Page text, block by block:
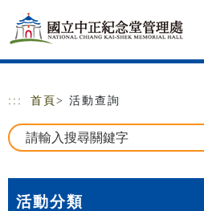
跳到主要內容
網站導覽
::: 首頁 > 活動查詢
活動分類